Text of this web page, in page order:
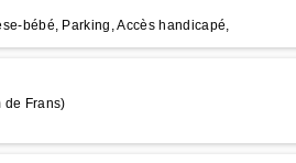
bébé, Parking, Accès handicapé,
de Frans)